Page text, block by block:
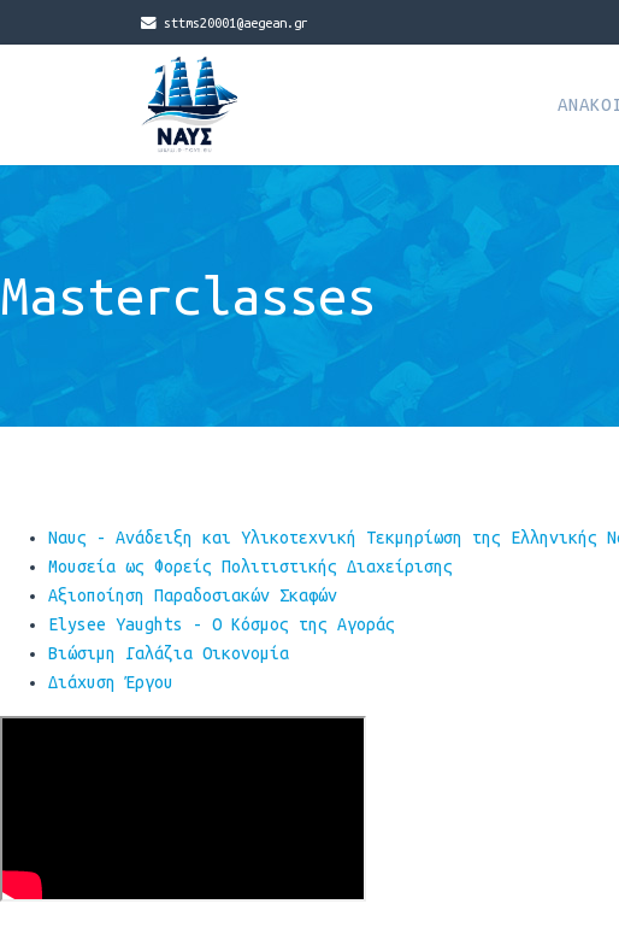
sttms20001@aegean.gr
Masterclasses
Ναυς - Ανάδειξη και Υλικοτεχνική Τεκμηρίωση της Ελληνικής
Μουσεία ως Φορείς Πολιτιστικής Διαχείρισης
Αξιοποίηση Παραδοσιακών Σκαφών
Elysee Yaughts - Ο Κόσμος της Αγοράς
Βιώσιμη Γαλάζια Οικονομία
Διάχυση Έργου